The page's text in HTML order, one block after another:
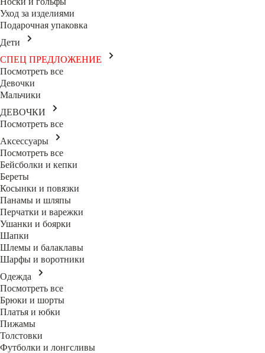
Уход за изделиями
Подарочная упаковка
Дети
СПЕЦ ПРЕДЛОЖЕНИЕ
Посмотреть все
Девочки
Мальчики
ДЕВОЧКИ
Посмотреть все
Аксессуары
Посмотреть все
Бейсболки и кепки
Береты
Косынки и повязки
Панамы и шляпы
Перчатки и варежки
Ушанки и боярки
Шапки
Шлемы и балаклавы
Шарфы и воротники
Одежда
Посмотреть все
Брюки и шорты
Платья и юбки
Пижамы
Толстовки
Футболки и лонгсливы